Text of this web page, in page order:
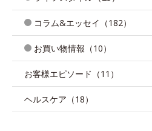
コラム&エッセイ（182）
お買い物情報（10）
お客様エピソード（11）
ヘルスケア（18）